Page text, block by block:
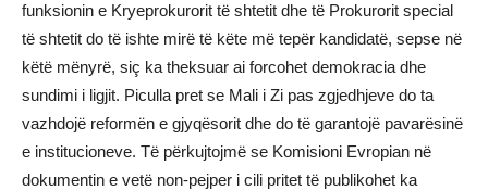
funksionin e Kryeprokurorit të shtetit dhe të Prokurorit special
të shtetit do të ishte mirë të këte më tepër kandidatë, sepse në
këtë mënyrë, siç ka theksuar ai forcohet demokracia dhe
sundimi i ligjit. Piculla pret se Mali i Zi pas zgjedhjeve do ta
vazhdojë reformën e gjyqësorit dhe do të garantojë pavarësinë
e institucioneve. Të përkujtojmë se Komisioni Evropian në
dokumentin e vetë non-pejper i cili pritet të publikohet ka